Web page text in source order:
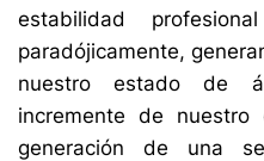
estabilidad
paradójicamente,
nuestro estado de
incremente de
generación de una